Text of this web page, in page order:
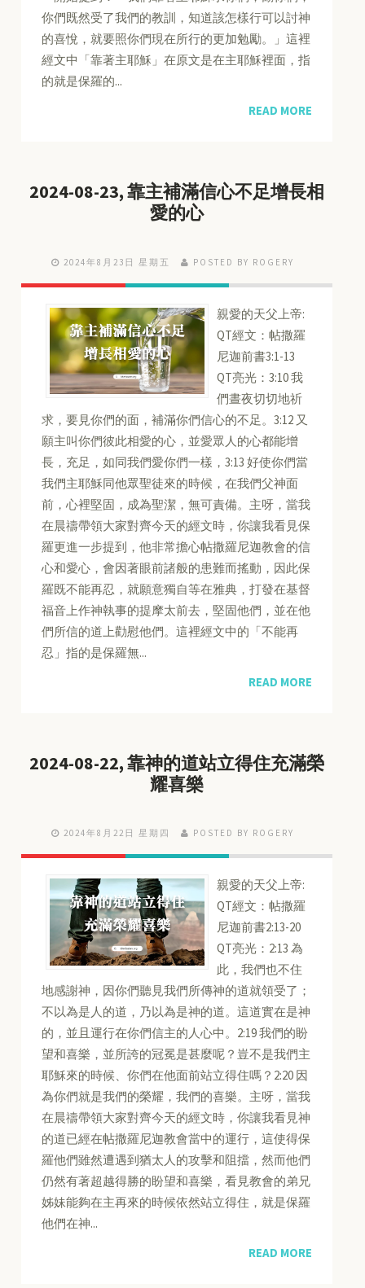
你們既然受了我們的教訓，知道該怎樣行可以討神
的喜悅，就要照你們現在所行的更加勉勵。」這裡
經文中「靠著主耶穌」在原文是在主耶穌裡面，指
的就是保羅的...
READ MORE
2024-08-23, 靠主補滿信心不足增長相
愛的心
2024年8月23日 星期五 POSTED BY ROGERY
親愛的天父上帝:
QT經文：帖撒羅
尼迦前書3:1-13
QT亮光：3:10 我
們晝夜切切地祈
求，要見你們的面，補滿你們信心的不足。3:12 又
願主叫你們彼此相愛的心，並愛眾人的心都能增
長，充足，如同我們愛你們一樣，3:13 好使你們當
我們主耶穌同他眾聖徒來的時候，在我們父神面
前，心裡堅固，成為聖潔，無可責備。主呀，當我
在晨禱帶領大家對齊今天的經文時，你讓我看見保
羅更進一步提到，他非常擔心帖撒羅尼迦教會的信
心和愛心，會因著眼前諸般的患難而搖動，因此保
羅既不能再忍，就願意獨自等在雅典，打發在基督
福音上作神執事的提摩太前去，堅固他們，並在他
們所信的道上勸慰他們。這裡經文中的「不能再
忍」指的是保羅無...
READ MORE
2024-08-22, 靠神的道站立得住充滿榮
耀喜樂
2024年8月22日 星期四 POSTED BY ROGERY
親愛的天父上帝:
QT經文：帖撒羅
尼迦前書2:13-20
QT亮光：2:13 為
此，我們也不住
地感謝神，因你們聽見我們所傳神的道就領受了；
不以為是人的道，乃以為是神的道。這道實在是神
的，並且運行在你們信主的人心中。2:19 我們的盼
望和喜樂，並所誇的冠冕是甚麼呢？豈不是我們主
耶穌來的時候、你們在他面前站立得住嗎？2:20 因
為你們就是我們的榮耀，我們的喜樂。主呀，當我
在晨禱帶領大家對齊今天的經文時，你讓我看見神
的道已經在帖撒羅尼迦教會當中的運行，這使得保
羅他們雖然遭遇到猶太人的攻擊和阻擋，然而他們
仍然有著超越得勝的盼望和喜樂，看見教會的弟兄
姊妹能夠在主再來的時候依然站立得住，就是保羅
他們在神...
READ MORE